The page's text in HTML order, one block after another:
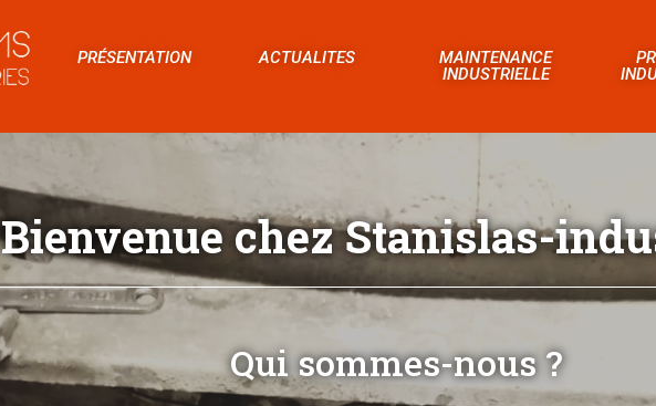
PRÉSENTATION ACTUALITES
MAINTENANCE
INDUSTRIELLE
Bienvenue chez Stanislas-
Qui sommes-nous ?